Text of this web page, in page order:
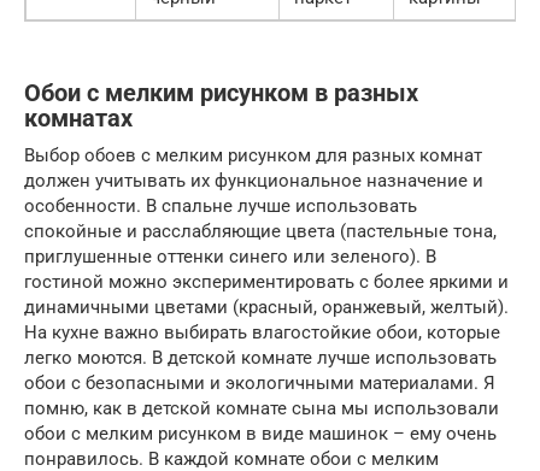
Обои с мелким рисунком в разных
комнатах
Выбор обоев с мелким рисунком для разных комнат
должен учитывать их функциональное назначение и
особенности. В спальне лучше использовать
спокойные и расслабляющие цвета (пастельные тона,
приглушенные оттенки синего или зеленого). В
гостиной можно экспериментировать с более яркими и
динамичными цветами (красный, оранжевый, желтый).
На кухне важно выбирать влагостойкие обои, которые
легко моются. В детской комнате лучше использовать
обои с безопасными и экологичными материалами. Я
помню, как в детской комнате сына мы использовали
обои с мелким рисунком в виде машинок – ему очень
понравилось. В каждой комнате обои с мелким